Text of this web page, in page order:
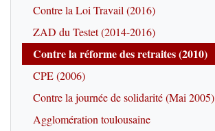
Contre la Loi Travail (2016)
ZAD du Testet (2014-2016)
Contre la réforme des retraites (2010)
CPE (2006)
Contre la journée de solidarité (Mai 2005)
Agglomération toulousaine